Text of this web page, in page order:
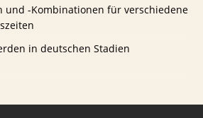
und -Kombinationen für verschiedene
in deutschen Stadien